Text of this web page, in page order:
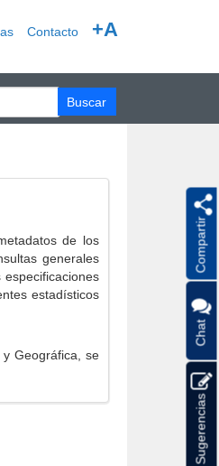
Contacto +A
de los
generales
estadísticos
Geográfica, se
Compartir
Chat
Sugerencias